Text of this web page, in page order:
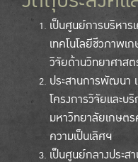
เป็นศูนย์การบริหาร
เทคโนโลยีชีวภาพ
วิจัยด้านวิทยาศาสต
ประสานการพัฒนา
โครงการวิจัยและบ
มหาวิทยาลัยเกษต
ความเป็นเลิศฯ
เป็นศูนย์กลางประ